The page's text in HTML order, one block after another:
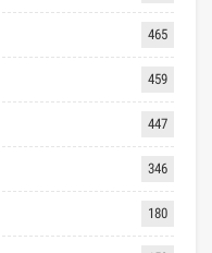
465
459
447
346
180